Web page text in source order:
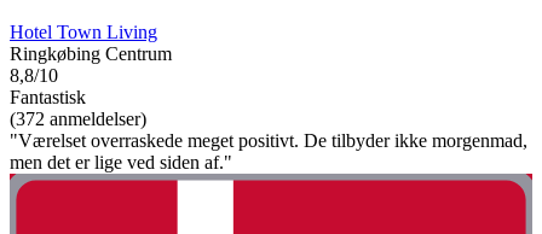
Hotel Town Living
Ringkøbing Centrum
8,8/10
Fantastisk
(372 anmeldelser)
"Værelset overraskede meget positivt. De tilbyder ikke morgenmad,
men det er lige ved siden af."